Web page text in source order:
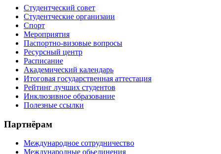
Студентческий совет
Студентческие организаии
Спорт
Мероприятия
Паспортно-визовые вопросы
Ресурсный центр
Расписание
Академический календарь
Итоговая государственная аттестация
Рейтинг лучших студентов
Инклюзивное образование
Полезные ссылки
Партнёрам
Международное сотрудничество
Международные обьединения